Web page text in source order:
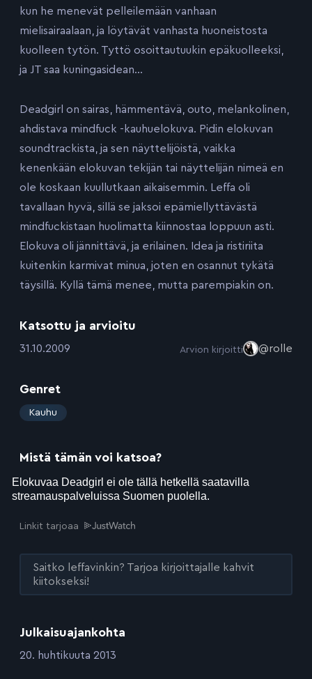
Julkaisuajankohta
:20. huhtikuuta 2013
kun he menevät pelleilemään vanhaan
mielisairaalaan, ja löytävät vanhasta huoneistosta
kuolleen tytön. Tyttö osoittautuukin epäkuolleeksi,
ja JT saa kuningasidean…
Deadgirl on sairas, hämmentävä, outo, melankolinen,
ahdistava mindfuck -kauhuelokuva. Pidin elokuvan
soundtrackista, ja sen näyttelijöistä, vaikka
kenenkään elokuvan tekijän tai näyttelijän nimeä en
ole koskaan kuullutkaan aikaisemmin. Leffa oli
tavallaan hyvä, sillä se jaksoi epämiellyttävästä
mindfuckistaan huolimatta kiinnostaa loppuun asti.
Elokuva oli jännittävä, ja erilainen. Idea ja ristiriita
kuitenkin karmivat minua, joten en osannut tykätä
täysillä. Kyllä tämä menee, mutta parempiakin on.
Katsottu ja arvioitu
:31.10.2009 Arvion kirjoitti @rolle
Genret
: Kauhu
Mistä tämän voi katsoa?
Linkit tarjoaa
Saitko leffavinkin? Tarjoa kirjoittajalle kahvit
kiitokseksi!